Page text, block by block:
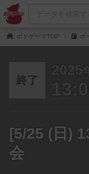
ボドゲーマTOP ボ
終了
2025
[5/25 (日)
会